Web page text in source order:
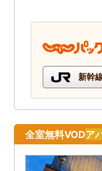
新幹
全室無料VODア